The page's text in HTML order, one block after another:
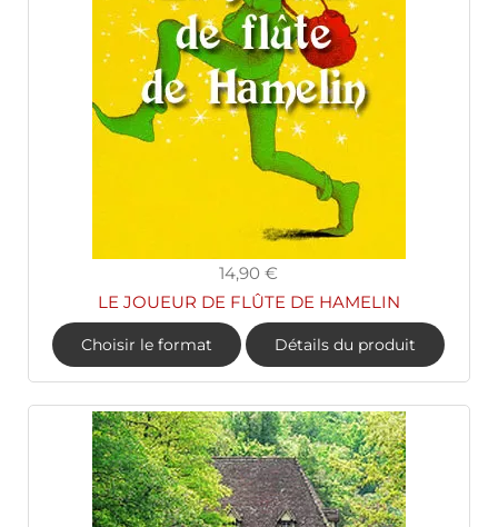
14,90 €
LE JOUEUR DE FLÛTE DE HAMELIN
Choisir le format Détails du produit